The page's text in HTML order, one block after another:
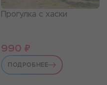
Прогулка с хаски
990 ₽
ПОДРОБНЕЕ